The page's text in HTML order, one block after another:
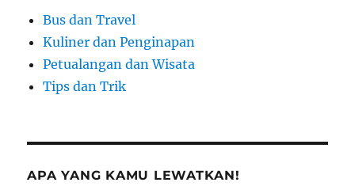
Bus dan Travel
Kuliner dan Penginapan
Petualangan dan Wisata
Tips dan Trik
APA YANG KAMU LEWATKAN!